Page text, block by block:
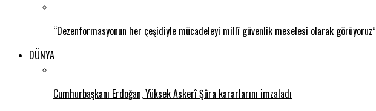
“Dezenformasyonun her çeşidiyle mücadeleyi millî güvenlik meselesi olarak görüyoruz”
DÜNYA
Cumhurbaşkanı Erdoğan, Yüksek Askerî Şûra kararlarını imzaladı